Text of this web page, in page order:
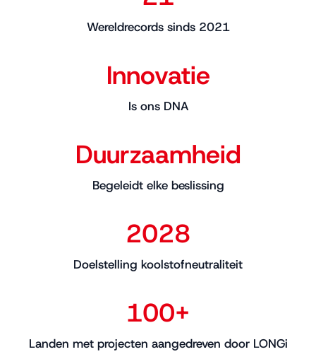
Wereldrecords sinds 2021
Innovatie
Is ons DNA
Duurzaamheid
Begeleidt elke beslissing
2028
Doelstelling koolstofneutraliteit
100+
Landen met projecten aangedreven door LONGi